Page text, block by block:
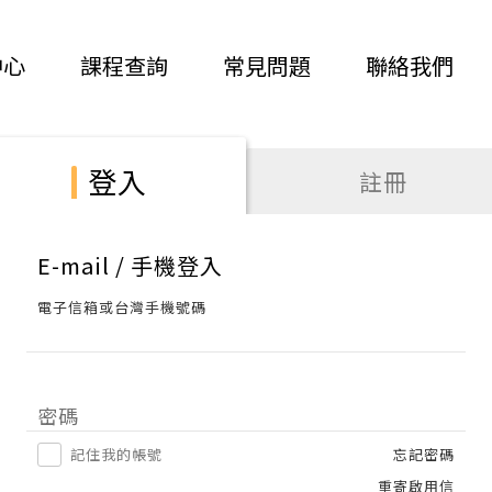
課程查詢 常見問題 聯絡我們
登入 註冊
E-mail / 手機登入
電子信箱或台灣手機號碼
密碼
記住我的帳號
忘記密碼
重寄啟用信